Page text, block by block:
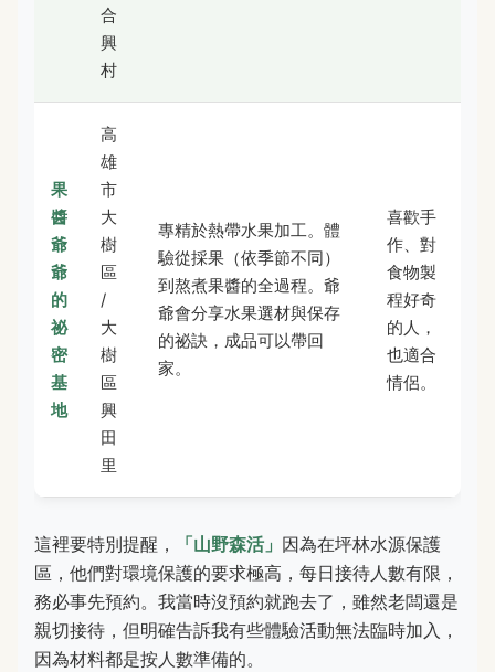
合
興
村
果
醬
爺
爺
的
祕
密
基
地
高
雄
市
大
樹
區
/
大
樹
區
興
田
里
專精於熱帶水果加工。體
驗從採果（依季節不同）
到熬煮果醬的全過程。爺
爺會分享水果選材與保存
的祕訣，成品可以帶回
家。
喜歡手
作、對
食物製
程好奇
的人，
也適合
情侶。
這裡要特別提醒， 「山野森活」 因為在坪林水源保護
區，他們對環境保護的要求極高，每日接待人數有限，
務必事先預約。我當時沒預約就跑去了，雖然老闆還是
親切接待，但明確告訴我有些體驗活動無法臨時加入，
因為材料都是按人數準備的。